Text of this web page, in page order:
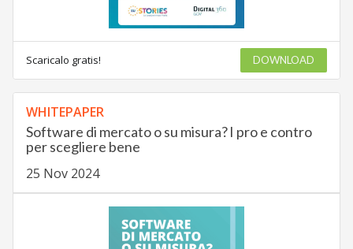
Scaricalo gratis! DOWNLOAD
WHITEPAPER
Software di mercato o su misura? I pro e contro
per scegliere bene
25 Nov 2024